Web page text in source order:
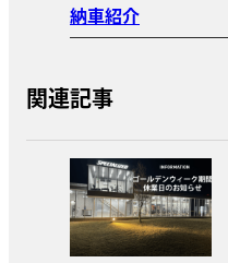
納車紹介
関連記事